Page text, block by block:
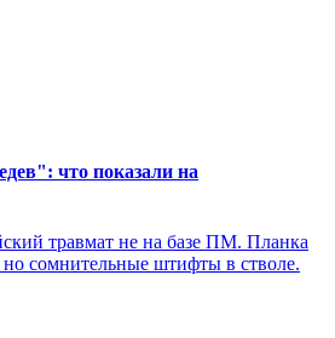
что показали на
травмат не на базе ПМ. Планка
но сомнительные штифты в стволе.